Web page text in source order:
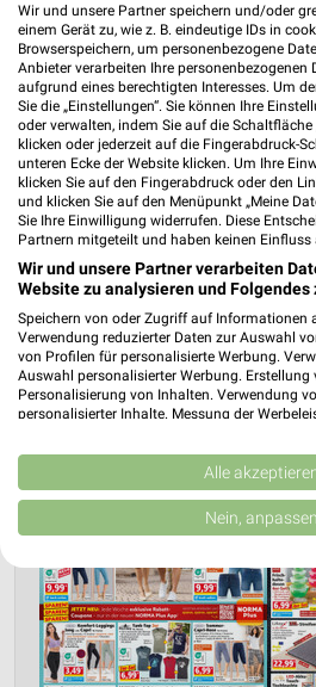
Nächste Filiale
NORMA Hannover
Im Klingenkampe 54
30659 Hannover
Heute 07:00 - 20:00
242,87 km • Angebote:
Wir und unsere Partner speichern und/oder
einem Gerät zu, wie z. B. eindeutige IDs in
Browserspeichern, um personenbezogene
Anbieter verarbeiten Ihre personenbezogenen
aufgrund eines berechtigten Interesses. Um
Sie die „Einstellungen“. Sie können Ihre
oder verwalten, indem Sie auf die Schaltfläche
klicken oder jederzeit auf die Fingerabdruck-
unteren Ecke der Website klicken. Um Ihre
klicken Sie auf den Fingerabdruck oder den
und klicken Sie auf den Menüpunkt „Meine
Sie Ihre Einwilligung widerrufen. Diese
Partnern mitgeteilt und haben keinen Einfluss
Wir und unsere Partner verarbeiten
Website zu analysieren und Folgendes
Speichern von oder Zugriff auf Informationen
Verwendung reduzierter Daten zur Auswahl
von Profilen für personalisierte Werbung.
Auswahl personalisierter Werbung. Erstellung
Personalisierung von Inhalten. Verwendung
personalisierter Inhalte. Messung der
Kombinationen von Daten aus
Verbesserung der Angebote. Verwendung
von Inhalten.
Daten können außerhalb der Europäischen
Website/App.
Partnerliste anzeigen (1 IAB-Anbieter)
Wir nutzen Ihre Daten für folgende Zwecke:
IAB-Verarbeitungszwecke:
Alle
Nein, anpassen